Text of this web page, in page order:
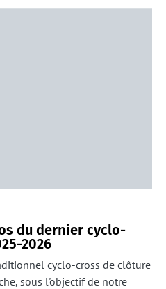
du dernier cyclo-
2026
cyclo-cross de clôture
sous l'objectif de notre